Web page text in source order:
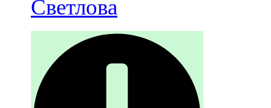
Светлова